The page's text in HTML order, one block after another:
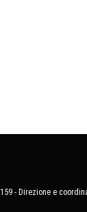
- Direzione e